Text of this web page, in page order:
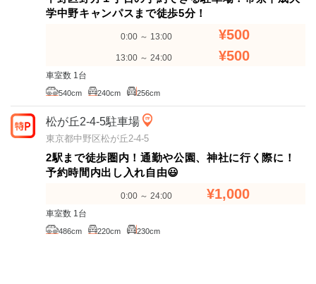
学中野キャンパスまで徒歩5分！
0:00 ～ 13:00 ¥500
13:00 ～ 24:00 ¥500
車室数 1台
540cm 240cm 256cm
松が丘2-4-5駐車場
東京都中野区松が丘2-4-5
2駅まで徒歩圏内！通勤や公園、神社に行く際に！
予約時間内出し入れ自由😃
0:00 ～ 24:00 ¥1,000
車室数 1台
486cm 220cm 230cm